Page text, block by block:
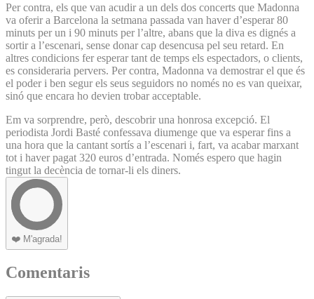
Per contra, els que van acudir a un dels dos concerts que Madonna
va oferir a Barcelona la setmana passada van haver d’esperar 80
minuts per un i 90 minuts per l’altre, abans que la diva es dignés a
sortir a l’escenari, sense donar cap desencusa pel seu retard. En
altres condicions fer esperar tant de temps els espectadors, o clients,
es consideraria pervers. Per contra, Madonna va demostrar el que és
el poder i ben segur els seus seguidors no només no es van queixar,
sinó que encara ho devien trobar acceptable.
Em va sorprendre, però, descobrir una honrosa excepció. El
periodista Jordi Basté confessava diumenge que va esperar fins a
una hora que la cantant sortís a l’escenari i, fart, va acabar marxant
tot i haver pagat 320 euros d’entrada. Només espero que hagin
tingut la decència de tornar-li els diners.
❤️ M'agrada!
Comentaris